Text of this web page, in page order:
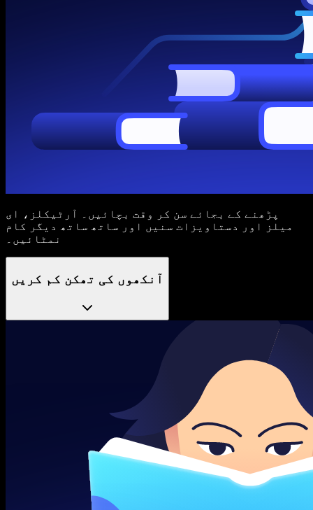
پڑھنے کے بجائے سن کر وقت بچائیں۔ آرٹیکلز، ای
میلز اور دستاویزات سنیں اور ساتھ ساتھ دیگر کام
نمٹائیں۔
آنکھوں کی تھکن کم کریں